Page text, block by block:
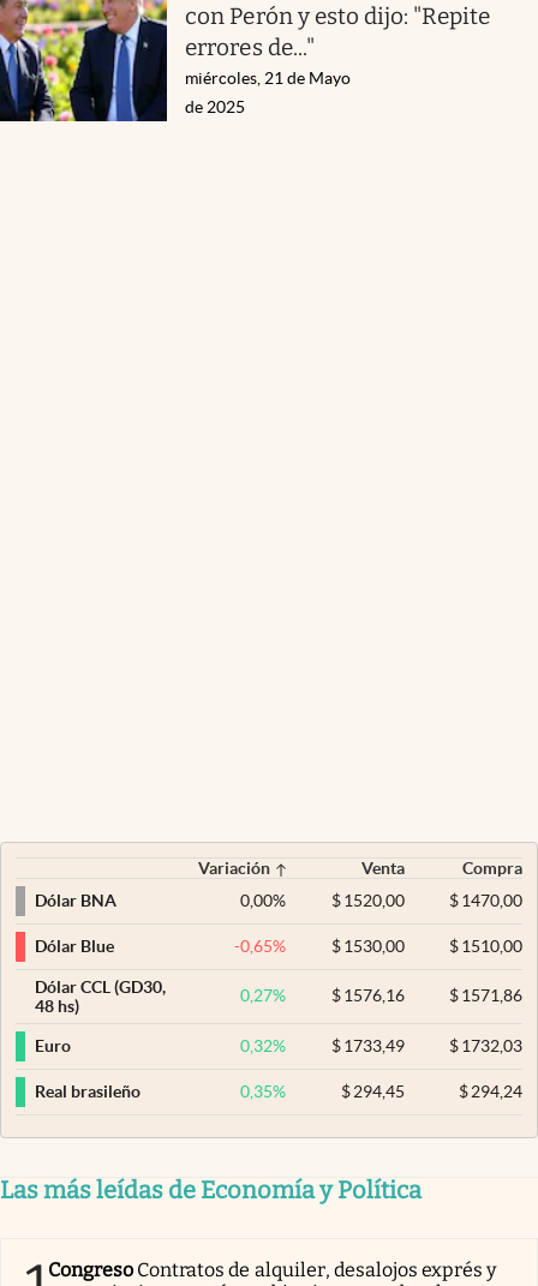
con Perón y esto dijo: "Repite
errores de..."
miércoles, 21 de Mayo
de 2025
Variación Venta
Compra
Dólar BNA
0,00% $ 1520,00 $1470,00
Dólar Blue -0,65% $ 1530,00 $1510,00
Dólar CCL (GD30,
48 hs)
0,27% $ 1576,16 $1571,86
Euro 0,32% $ 1733,49 $1732,03
Real brasileño 0,35% $ 294,45 $294,24
Las más leídas de Economía y Política
Congreso Contratos de alquiler, desalojos exprés y